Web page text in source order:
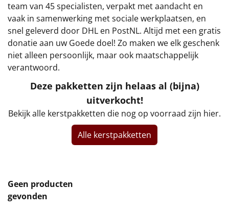
Rituals
Luxe
Mannen
Vrouwen
Duurzaam
Uniek
team van 45 specialisten, verpakt met aandacht en
vaak in samenwerking met sociale werkplaatsen, en
snel geleverd door DHL en PostNL. Altijd met een gratis
donatie aan uw Goede doel! Zo maken we elk geschenk
niet alleen persoonlijk, maar ook maatschappelijk
verantwoord.
Deze pakketten zijn helaas al (bijna)
uitverkocht!
Bekijk alle kerstpakketten die nog op voorraad zijn hier.
Alle kerstpakketten
Geen producten
gevonden